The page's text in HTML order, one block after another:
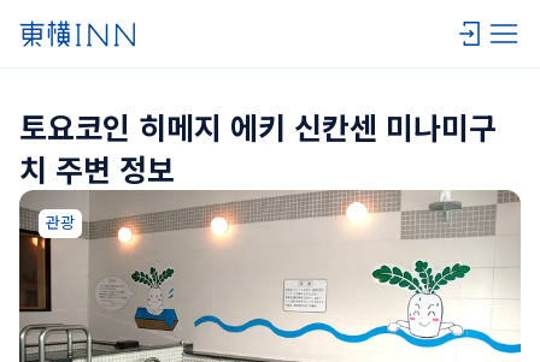
토요코인 히메지 에키 신칸센 미나미구
치 주변 정보
관광